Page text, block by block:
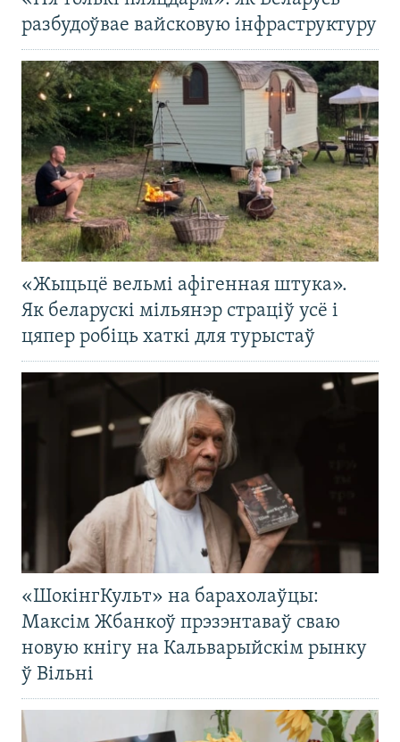
разбудоўвае вайсковую інфраструктуру
«Жыцьцё вельмі афігенная штука».
Як беларускі мільянэр страціў усё і
цяпер робіць хаткі для турыстаў
«ШокінгКульт» на барахолаўцы:
Максім Жбанкоў прэзэнтаваў сваю
новую кнігу на Кальварыйскім рынку
ў Вільні